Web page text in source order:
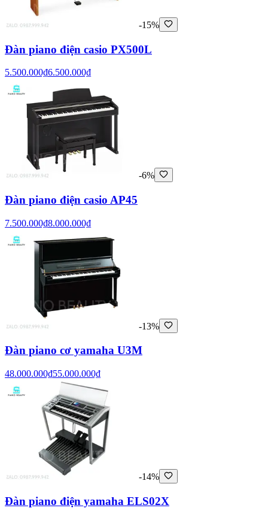
-15%
Đàn piano điện casio PX500L
5.500.000₫6.500.000₫
-6%
Đàn piano điện casio AP45
7.500.000₫8.000.000₫
-13%
Đàn piano cơ yamaha U3M
48.000.000₫55.000.000₫
-14%
Đàn piano điện yamaha ELS02X